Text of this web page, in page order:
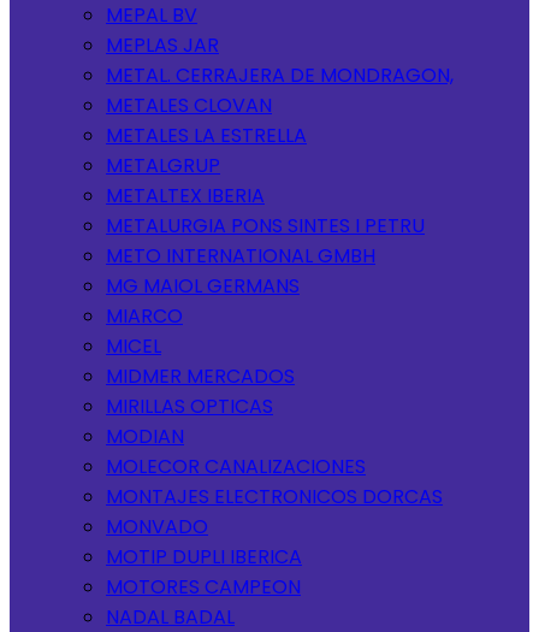
MEPAL BV
MEPLAS JAR
METAL. CERRAJERA DE MONDRAGON,
METALES CLOVAN
METALES LA ESTRELLA
METALGRUP
METALTEX IBERIA
METALURGIA PONS SINTES I PETRU
METO INTERNATIONAL GMBH
MG MAIOL GERMANS
MIARCO
MICEL
MIDMER MERCADOS
MIRILLAS OPTICAS
MODIAN
MOLECOR CANALIZACIONES
MONTAJES ELECTRONICOS DORCAS
MONVADO
MOTIP DUPLI IBERICA
MOTORES CAMPEON
NADAL BADAL